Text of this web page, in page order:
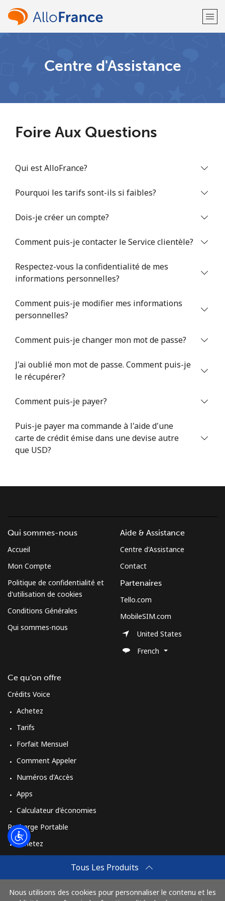
Aucun mot de passe créé
8 caractères minimum
Un numéro
Restez en contact pour obtenir nos meilleures offres.
En créant un compte sur ce site, j'accepte les présentes
Conditions générales.
S'inscrire
Bonjour!
Rappel du mot de passe →
Centre d'Assistance
Foire Aux Questions
Qui est AlloFrance?
Pourquoi les tarifs sont-ils si faibles?
Dois-je créer un compte?
Comment puis-je contacter le Service clientèle?
Respectez-vous la confidentialité de mes
informations personnelles?
Comment puis-je modifier mes informations
personnelles?
Comment puis-je changer mon mot de passe?
J'ai oublié mon mot de passe. Comment puis-je
le récupérer?
Comment puis-je payer?
Puis-je payer ma commande à l'aide d'une
carte de crédit émise dans une devise autre
que USD?
Tous Les Produits
Nous utilisons des cookies pour personnaliser le contenu et les
Qui sommes-nous
Accueil
Mon Compte
Politique de confidentialité et
d'utilisation de cookies
Conditions Générales
Qui sommes-nous
Ce qu'on offre
Crédits Voice
Achetez
Tarifs
Forfait Mensuel
Comment Appeler
Numéros d'Accès
Apps
Calculateur d'économies
Recharge Portable
Achetez
Achetez
Aide & Assistance
Centre d'Assistance
Contact
Partenaires
Tello.com
MobileSIM.com
United States
French